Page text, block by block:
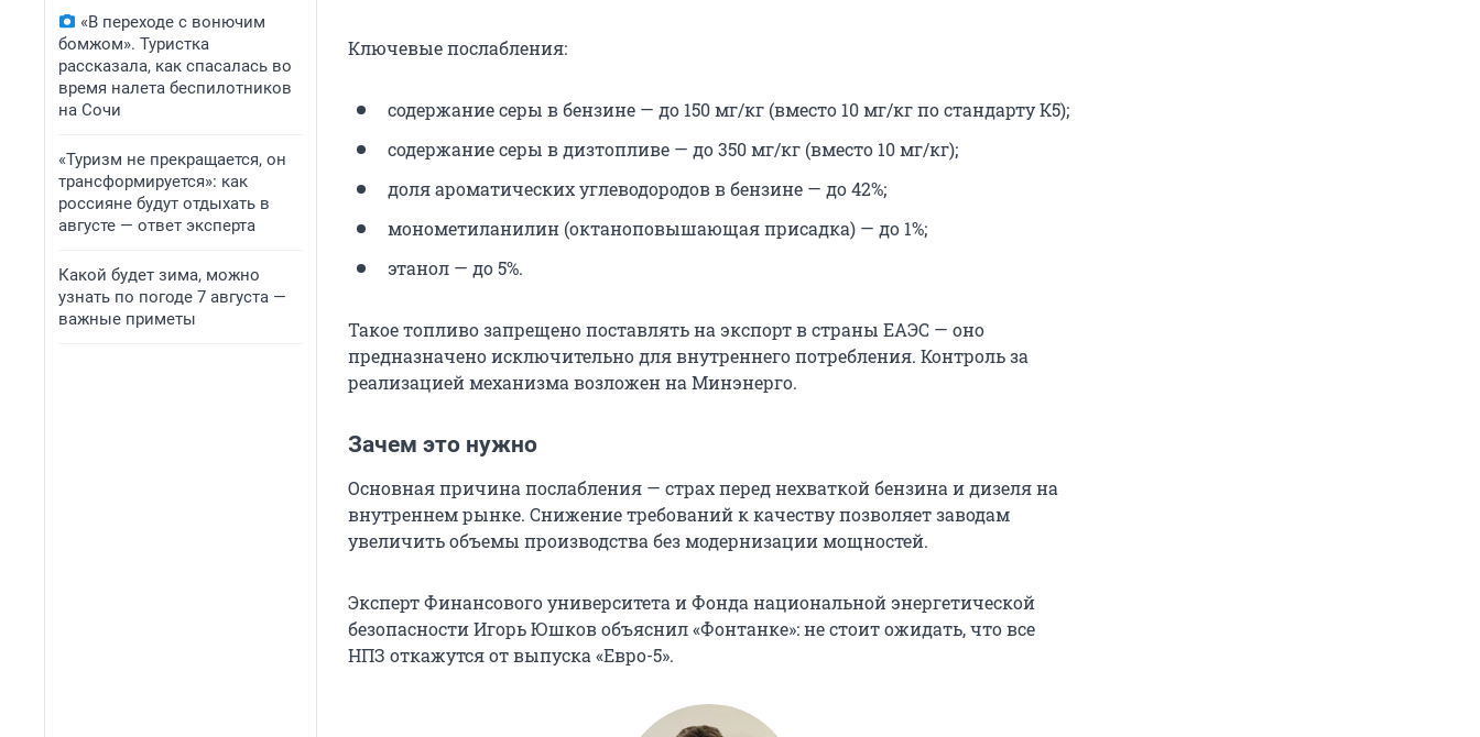
«В переходе с вонючим
бомжом». Туристка
рассказала, как спасалась во
время налета беспилотников
на Сочи
«Туризм не прекращается, он
трансформируется»: как
россияне будут отдыхать в
августе — ответ эксперта
Какой будет зима, можно
узнать по погоде 7 августа —
важные приметы
Ключевые послабления:
содержание серы в бензине — до 150 мг/кг (вместо 10 мг/кг по стандарту К5);
содержание серы в дизтопливе — до 350 мг/кг (вместо 10 мг/кг);
доля ароматических углеводородов в бензине — до 42%;
монометиланилин (октаноповышающая присадка) — до 1%;
этанол — до 5%.
Такое топливо запрещено поставлять на экспорт в страны ЕАЭС — оно
предназначено исключительно для внутреннего потребления. Контроль за
реализацией механизма возложен на Минэнерго.
Зачем это нужно
Основная причина послабления — страх перед нехваткой бензина и дизеля на
внутреннем рынке. Снижение требований к качеству позволяет заводам
увеличить объемы производства без модернизации мощностей.
Эксперт Финансового университета и Фонда национальной энергетической
безопасности Игорь Юшков объяснил «Фонтанке»: не стоит ожидать, что все
НПЗ откажутся от выпуска «Евро-5».